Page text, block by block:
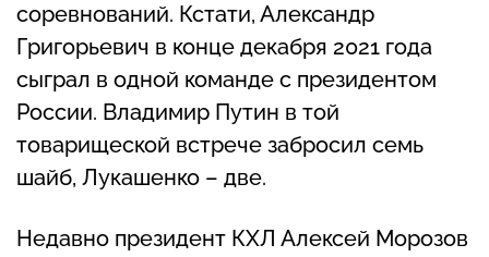
соревнований. Кстати, Александр
Григорьевич в конце декабря 2021 года
сыграл в одной команде с президентом
России. Владимир Путин в той
товарищеской встрече забросил семь
шайб, Лукашенко – две.
Недавно президент КХЛ Алексей Морозов